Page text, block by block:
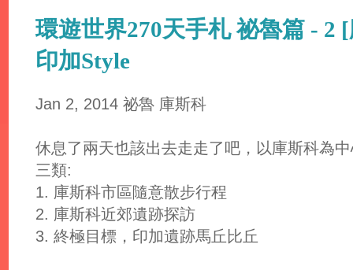
環遊世界270天手札 祕魯篇 - 2
印加Style
Jan 2, 2014 祕魯 庫斯科
休息了兩天也該出去走走了吧，以庫斯科為
三類:
1. 庫斯科市區隨意散步行程
2. 庫斯科近郊遺跡探訪
3. 終極目標，印加遺跡馬丘比丘